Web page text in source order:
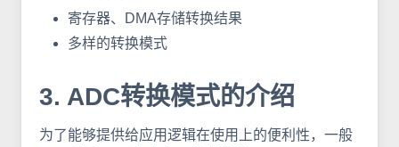
寄存器、DMA存储转换结果
多样的转换模式
3. ADC转换模式的介绍
为了能够提供给应用逻辑在使用上的便利性，一般